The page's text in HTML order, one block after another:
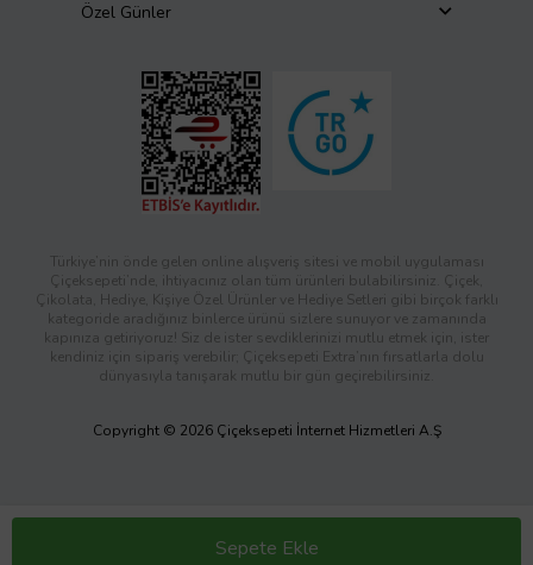
Sepete Ekle
Özel Günler
Türkiye’nin önde gelen online alışveriş sitesi ve mobil uygulaması
Çiçeksepeti’nde, ihtiyacınız olan tüm ürünleri bulabilirsiniz. Çiçek,
Çikolata, Hediye, Kişiye Özel Ürünler ve Hediye Setleri gibi birçok farklı
kategoride aradığınız binlerce ürünü sizlere sunuyor ve zamanında
kapınıza getiriyoruz! Siz de ister sevdiklerinizi mutlu etmek için, ister
kendiniz için sipariş verebilir; Çiçeksepeti Extra’nın fırsatlarla dolu
dünyasıyla tanışarak mutlu bir gün geçirebilirsiniz.
Copyright © 2026 Çiçeksepeti İnternet Hizmetleri A.Ş